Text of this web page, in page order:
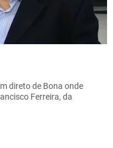
direto de Bona onde
Ferreira, da